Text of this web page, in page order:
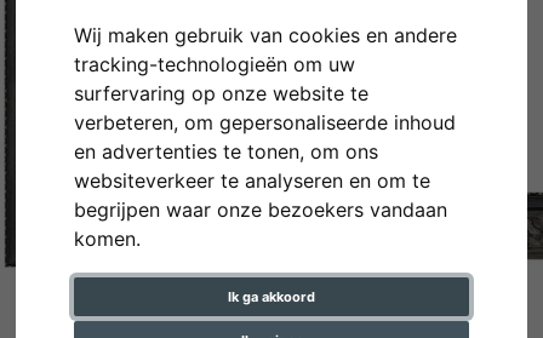
Wij maken gebruik van cookies en andere
tracking-technologieën om uw
surfervaring op onze website te
verbeteren, om gepersonaliseerde inhoud
en advertenties te tonen, om ons
websiteverkeer te analyseren en om te
begrijpen waar onze bezoekers vandaan
komen.
Ik ga akkoord
Terug